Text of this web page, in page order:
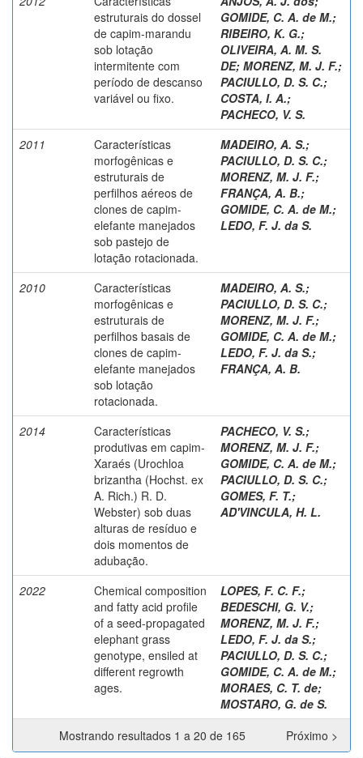
estruturais do dossel
de capim-marandu
sob lotação
intermitente com
período de descanso
variável ou fixo.
GOMIDE, C. A. de M.;
RIBEIRO, K. G.;
OLIVEIRA, A. M. S.
DE; MORENZ, M. J. F.;
PACIULLO, D. S. C.;
COSTA, I. A.;
PACHECO, V. S.
2011
Características
morfogênicas e
estruturais de
perfilhos aéreos de
clones de capim-
elefante manejados
sob pastejo de
lotação rotacionada.
MADEIRO, A. S.;
PACIULLO, D. S. C.;
MORENZ, M. J. F.;
FRANÇA, A. B.;
GOMIDE, C. A. de M.;
LEDO, F. J. da S.
2010
Características
morfogênicas e
estruturais de
perfilhos basais de
clones de capim-
elefante manejados
sob lotação
rotacionada.
MADEIRO, A. S.;
PACIULLO, D. S. C.;
MORENZ, M. J. F.;
GOMIDE, C. A. de M.;
LEDO, F. J. da S.;
FRANÇA, A. B.
2014
Características
produtivas em capim-
Xaraés (Urochloa
brizantha (Hochst. ex
A. Rich.) R. D.
Webster) sob duas
alturas de resíduo e
dois momentos de
adubação.
PACHECO, V. S.;
MORENZ, M. J. F.;
GOMIDE, C. A. de M.;
PACIULLO, D. S. C.;
GOMES, F. T.;
AD'VINCULA, H. L.
2022
Chemical composition
and fatty acid profile
of a seed-propagated
elephant grass
genotype, ensiled at
different regrowth
ages.
LOPES, F. C. F.;
BEDESCHI, G. V.;
MORENZ, M. J. F.;
LEDO, F. J. da S.;
PACIULLO, D. S. C.;
GOMIDE, C. A. de M.;
MORAES, C. T. de;
MOSTARO, G. de S.
Mostrando resultados 1 a 20 de 165
Próximo >